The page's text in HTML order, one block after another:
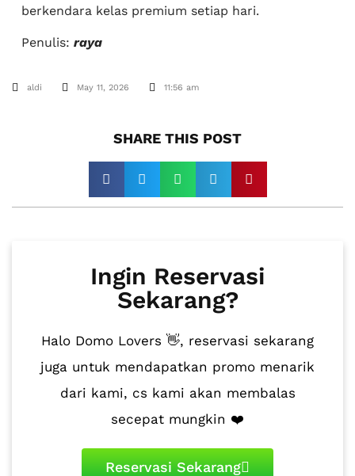
berkendara kelas premium setiap hari.
Penulis: raya
aldi May 11, 2026 11:56 am
SHARE THIS POST​
Ingin Reservasi
Sekarang?
Halo Domo Lovers 👋, reservasi sekarang
juga untuk mendapatkan promo menarik
dari kami, cs kami akan membalas
secepat mungkin ❤️
Reservasi Sekarang